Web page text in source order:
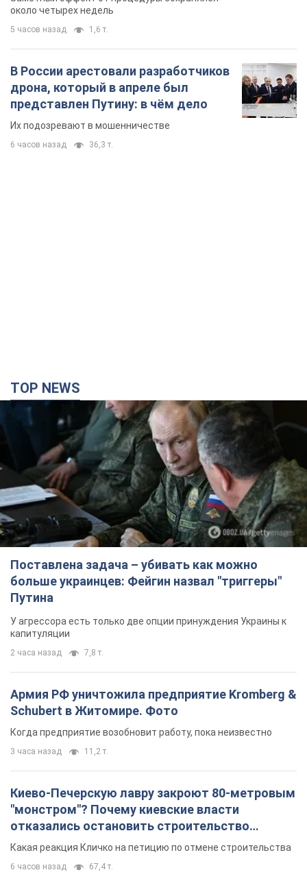
Поставлена задача – убивать как можно
больше украинцев: Фейгин назвал "триггеры"
Путина
У агрессора есть только две опции принуждения Украины к
капитуляции
2 часа назад 7,8 т.
Армия РФ уничтожила предприятие Kromberg &
Schubert в Житомире. Фото
3 часа назад 11,2 т.
Киево-Печерскую лавру закроют 80-метровым
"монстром"? Почему киевские власти
отказались остановить строительство
Какая реакция Кличко на петицию по отмене строительства
6 часов назад